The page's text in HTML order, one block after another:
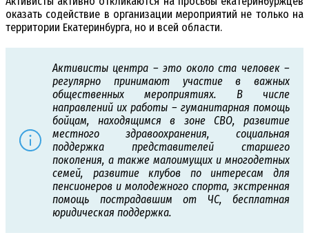
оказать содействие в организации мероприятий не только на
территории Екатеринбурга, но и всей области.
Активисты центра – это около ста человек –
регулярно принимают участие в важных
общественных мероприятиях. В числе
направлений их работы – гуманитарная помощь
бойцам, находящимся в зоне СВО, развитие
местного здравоохранения, социальная
поддержка представителей старшего
поколения, а также малоимущих и многодетных
семей, развитие клубов по интересам для
пенсионеров и молодежного спорта, экстренная
помощь пострадавшим от ЧС, бесплатная
юридическая поддержка.